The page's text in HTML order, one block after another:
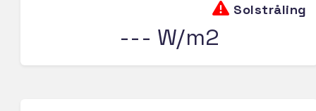
Solstråling
--- W/m2